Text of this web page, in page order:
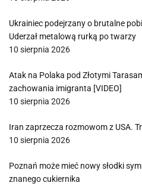
Ukrainiec podejrzany o brutalne
Uderzał metalową rurką po twarzy
10 sierpnia 2026
Atak na Polaka pod Złotymi
zachowania imigranta [VIDEO]
10 sierpnia 2026
Iran zaprzecza rozmowom z USA.
10 sierpnia 2026
Poznań może mieć nowy słodki
znanego cukiernika